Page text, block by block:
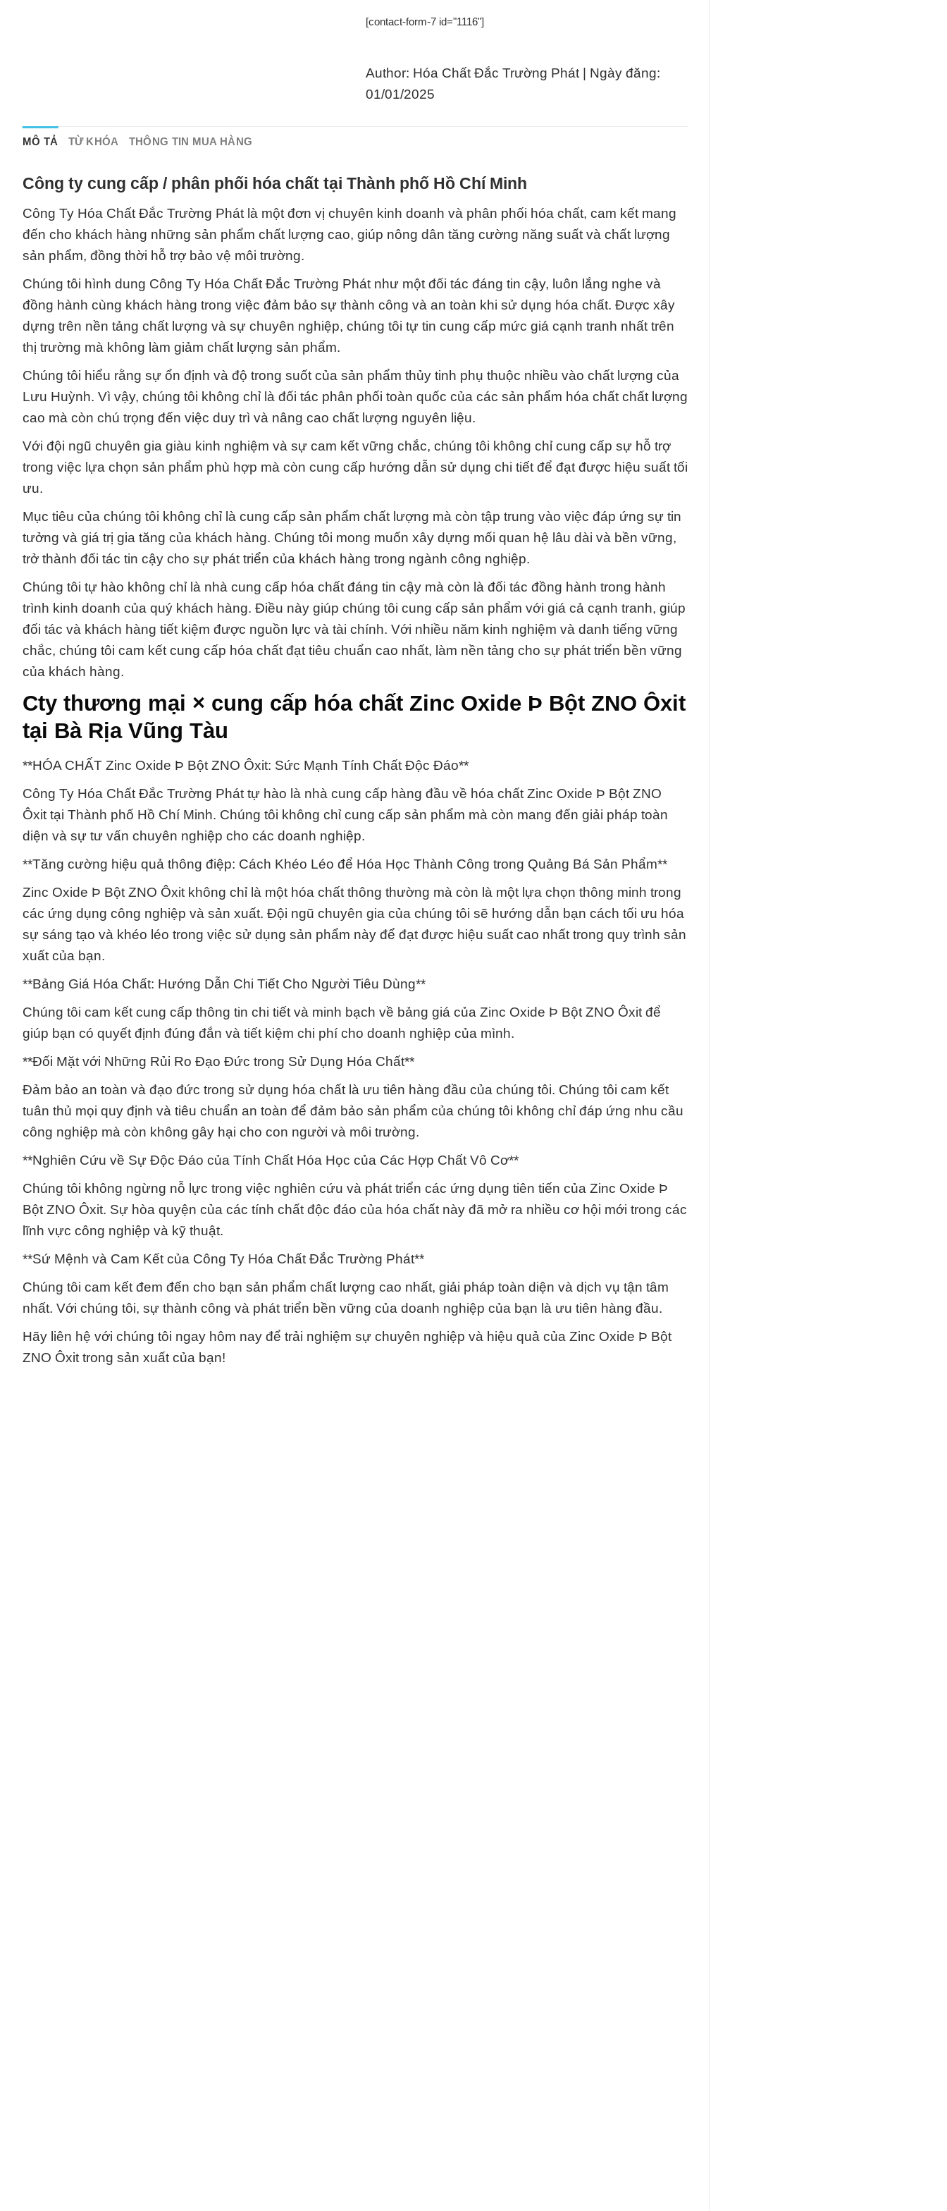
[contact-form-7 id="1116"]
Author: Hóa Chất Đắc Trường Phát | Ngày đăng:
01/01/2025
MÔ TẢ TỪ KHÓA THÔNG TIN MUA HÀNG
Công ty cung cấp / phân phối hóa chất tại Thành phố Hồ Chí Minh
Công Ty Hóa Chất Đắc Trường Phát là một đơn vị chuyên kinh doanh và phân phối hóa chất, cam kết mang
đến cho khách hàng những sản phẩm chất lượng cao, giúp nông dân tăng cường năng suất và chất lượng
sản phẩm, đồng thời hỗ trợ bảo vệ môi trường.
Chúng tôi hình dung Công Ty Hóa Chất Đắc Trường Phát như một đối tác đáng tin cậy, luôn lắng nghe và
đồng hành cùng khách hàng trong việc đảm bảo sự thành công và an toàn khi sử dụng hóa chất. Được xây
dựng trên nền tảng chất lượng và sự chuyên nghiệp, chúng tôi tự tin cung cấp mức giá cạnh tranh nhất trên
thị trường mà không làm giảm chất lượng sản phẩm.
Chúng tôi hiểu rằng sự ổn định và độ trong suốt của sản phẩm thủy tinh phụ thuộc nhiều vào chất lượng của
Lưu Huỳnh. Vì vậy, chúng tôi không chỉ là đối tác phân phối toàn quốc của các sản phẩm hóa chất chất lượng
cao mà còn chú trọng đến việc duy trì và nâng cao chất lượng nguyên liệu.
Với đội ngũ chuyên gia giàu kinh nghiệm và sự cam kết vững chắc, chúng tôi không chỉ cung cấp sự hỗ trợ
trong việc lựa chọn sản phẩm phù hợp mà còn cung cấp hướng dẫn sử dụng chi tiết để đạt được hiệu suất tối
ưu.
Mục tiêu của chúng tôi không chỉ là cung cấp sản phẩm chất lượng mà còn tập trung vào việc đáp ứng sự tin
tưởng và giá trị gia tăng của khách hàng. Chúng tôi mong muốn xây dựng mối quan hệ lâu dài và bền vững,
trở thành đối tác tin cậy cho sự phát triển của khách hàng trong ngành công nghiệp.
Chúng tôi tự hào không chỉ là nhà cung cấp hóa chất đáng tin cậy mà còn là đối tác đồng hành trong hành
trình kinh doanh của quý khách hàng. Điều này giúp chúng tôi cung cấp sản phẩm với giá cả cạnh tranh, giúp
đối tác và khách hàng tiết kiệm được nguồn lực và tài chính. Với nhiều năm kinh nghiệm và danh tiếng vững
chắc, chúng tôi cam kết cung cấp hóa chất đạt tiêu chuẩn cao nhất, làm nền tảng cho sự phát triển bền vững
của khách hàng.
Cty thương mại × cung cấp hóa chất Zinc Oxide Þ Bột ZNO Ôxit
tại Bà Rịa Vũng Tàu
**HÓA CHẤT Zinc Oxide Þ Bột ZNO Ôxit: Sức Mạnh Tính Chất Độc Đáo**
Công Ty Hóa Chất Đắc Trường Phát tự hào là nhà cung cấp hàng đầu về hóa chất Zinc Oxide Þ Bột ZNO
Ôxit tại Thành phố Hồ Chí Minh. Chúng tôi không chỉ cung cấp sản phẩm mà còn mang đến giải pháp toàn
diện và sự tư vấn chuyên nghiệp cho các doanh nghiệp.
**Tăng cường hiệu quả thông điệp: Cách Khéo Léo để Hóa Học Thành Công trong Quảng Bá Sản Phẩm**
Zinc Oxide Þ Bột ZNO Ôxit không chỉ là một hóa chất thông thường mà còn là một lựa chọn thông minh trong
các ứng dụng công nghiệp và sản xuất. Đội ngũ chuyên gia của chúng tôi sẽ hướng dẫn bạn cách tối ưu hóa
sự sáng tạo và khéo léo trong việc sử dụng sản phẩm này để đạt được hiệu suất cao nhất trong quy trình sản
xuất của bạn.
**Bảng Giá Hóa Chất: Hướng Dẫn Chi Tiết Cho Người Tiêu Dùng**
Chúng tôi cam kết cung cấp thông tin chi tiết và minh bạch về bảng giá của Zinc Oxide Þ Bột ZNO Ôxit để
giúp bạn có quyết định đúng đắn và tiết kiệm chi phí cho doanh nghiệp của mình.
**Đối Mặt với Những Rủi Ro Đạo Đức trong Sử Dụng Hóa Chất**
Đảm bảo an toàn và đạo đức trong sử dụng hóa chất là ưu tiên hàng đầu của chúng tôi. Chúng tôi cam kết
tuân thủ mọi quy định và tiêu chuẩn an toàn để đảm bảo sản phẩm của chúng tôi không chỉ đáp ứng nhu cầu
công nghiệp mà còn không gây hại cho con người và môi trường.
**Nghiên Cứu về Sự Độc Đáo của Tính Chất Hóa Học của Các Hợp Chất Vô Cơ**
Chúng tôi không ngừng nỗ lực trong việc nghiên cứu và phát triển các ứng dụng tiên tiến của Zinc Oxide Þ
Bột ZNO Ôxit. Sự hòa quyện của các tính chất độc đáo của hóa chất này đã mở ra nhiều cơ hội mới trong các
lĩnh vực công nghiệp và kỹ thuật.
**Sứ Mệnh và Cam Kết của Công Ty Hóa Chất Đắc Trường Phát**
Chúng tôi cam kết đem đến cho bạn sản phẩm chất lượng cao nhất, giải pháp toàn diện và dịch vụ tận tâm
nhất. Với chúng tôi, sự thành công và phát triển bền vững của doanh nghiệp của bạn là ưu tiên hàng đầu.
Hãy liên hệ với chúng tôi ngay hôm nay để trải nghiệm sự chuyên nghiệp và hiệu quả của Zinc Oxide Þ Bột
ZNO Ôxit trong sản xuất của bạn!